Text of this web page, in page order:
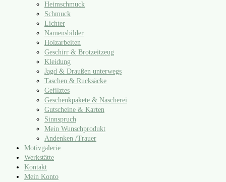
Heimschmuck
Schmuck
Lichter
Namensbilder
Holzarbeiten
Geschirr & Brotzeitzeug
Kleidung
Jagd & Draußen unterwegs
Taschen & Rucksäcke
Gefilztes
Geschenkpakete & Nascherei
Gutscheine & Karten
Sinnspruch
Mein Wunschprodukt
Andenken /​Trauer
Motivgalerie
Werkstätte
Kontakt
Mein Konto